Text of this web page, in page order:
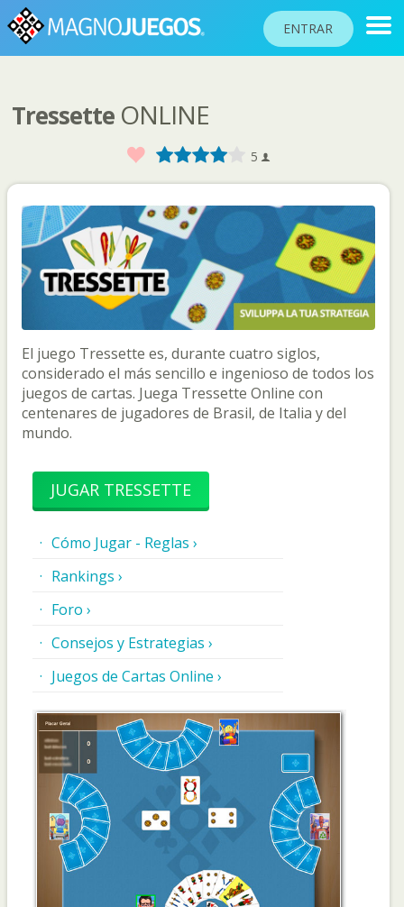
ENTRAR
RANKINGS
COMUNIDAD
AYUDA
PASAPORTE
JUGAR
Idioma del sitio
Tressette ONLINE
Favorito 5
3
2
1 5
El juego Tressette es, durante cuatro siglos,
considerado el más sencillo e ingenioso de todos los
juegos de cartas. Juega Tressette Online con
centenares de jugadores de Brasil, de Italia y del
mundo.
JUGAR TRESSETTE
Cómo Jugar - Reglas ›
Rankings ›
Foro ›
Consejos y Estrategias ›
Juegos de Cartas Online ›